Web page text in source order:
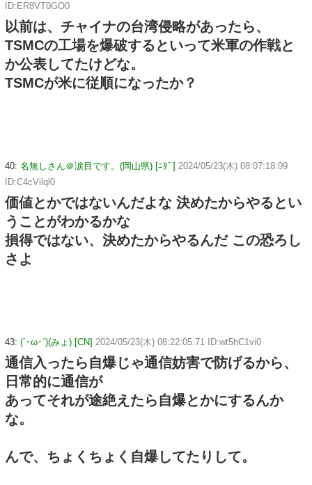
ID:ER8VT0GO0
以前は、チャイナの台湾侵略があったら、
TSMCの工場を爆破するといって米軍の作戦と
か公表してたけどな。
TSMCが米に従順になったか？
40: 名無しさん＠涙目です。(岡山県) [ﾆﾀﾞ] 2024/05/23(木) 08:07:18.09
ID:C4cVilql0
価値とかではないんだよな 決めたからやるとい
うことがわかるかな
損得ではない、決めたからやるんだ この恐ろし
さよ
43: (´･ω･`)(みょ) [CN] 2024/05/23(木) 08:22:05.71 ID:wt5hC1vi0
通信入ったら自爆じゃ通信妨害で防げるから、
日常的に通信が
あってそれが途絶えたら自爆とかにするんか
な。
んで、ちょくちょく自爆してたりして。